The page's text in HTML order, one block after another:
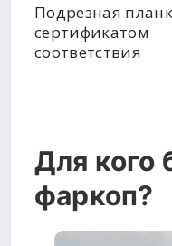
Подрезная
сертификатом
соответствия
Для кого
фаркоп?